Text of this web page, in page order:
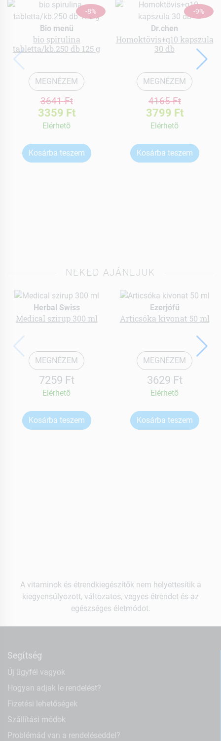
-8%
Bio menü
bio spirulina
tabletta/kb.250 db 125 g
MEGNÉZEM
3641 Ft
3359 Ft
Elérhetõ
Kosárba teszem
-9%
Dr.chen
Homoktövis+q10 kapszula
30 db
MEGNÉZEM
4165 Ft
3799 Ft
Elérhetõ
Kosárba teszem
NEKED AJÁNLJUK
Herbal Swiss
Medical szirup 300 ml
MEGNÉZEM
7259 Ft
Elérhetõ
Kosárba teszem
Ezerjófű
Articsóka kivonat 50 ml
MEGNÉZEM
3629 Ft
Elérhetõ
Kosárba teszem
A vitaminok és étrendkiegészítők nem helyettesítik a
kiegyensúlyozott, változatos, vegyes étrendet és az
egészséges életmódot.
Segítség
Új ügyfél vagyok
Hogyan adjak le rendelést?
Fizetési lehetőségek
Szállítási módok
Problémád van a rendeléseddel?